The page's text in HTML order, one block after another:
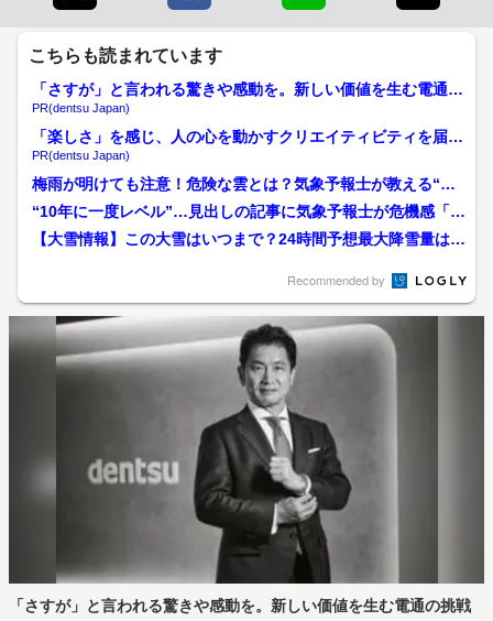
こちらも読まれています
「さすが」と言われる驚きや感動を。新しい価値を生む電通の
挑戦
PR(dentsu Japan)
「楽しさ」を感じ、人の心を動かすクリエイティビティを届け
る
PR(dentsu Japan)
梅雨が明けても注意！危険な雲とは？気象予報士が教える“天
気下り坂”のサイン「かな...
“10年に一度レベル”…見出しの記事に気象予報士が危機感「注
意喚起はいいが、やみ...
【大雪情報】この大雪はいつまで？24時間予想最大降雪量は…
Recommended by
「さすが」と言われる驚きや感動を。新しい価値を生む電通の挑戦